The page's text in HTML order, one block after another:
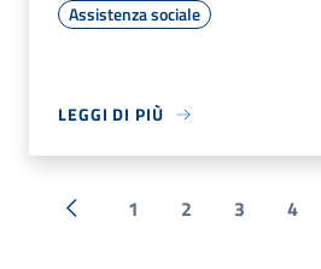
Assistenza sociale
LEGGI DI PIÙ
« Precedente
1 2 3 4